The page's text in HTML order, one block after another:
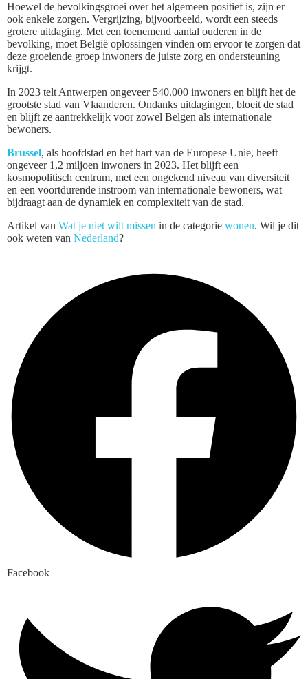
Hoewel de bevolkingsgroei over het algemeen positief is, zijn er
ook enkele zorgen. Vergrijzing, bijvoorbeeld, wordt een steeds
grotere uitdaging. Met een toenemend aantal ouderen in de
bevolking, moet België oplossingen vinden om ervoor te zorgen dat
deze groeiende groep inwoners de juiste zorg en ondersteuning
krijgt.
In 2023 telt Antwerpen ongeveer 540.000 inwoners en blijft het de
grootste stad van Vlaanderen. Ondanks uitdagingen, bloeit de stad
en blijft ze aantrekkelijk voor zowel Belgen als internationale
bewoners.
Brussel, als hoofdstad en het hart van de Europese Unie, heeft
ongeveer 1,2 miljoen inwoners in 2023. Het blijft een
kosmopolitisch centrum, met een ongekend niveau van diversiteit
en een voortdurende instroom van internationale bewoners, wat
bijdraagt aan de dynamiek en complexiteit van de stad.
Artikel van Wat je niet wilt missen in de categorie wonen. Wil je dit
ook weten van Nederland?
Facebook